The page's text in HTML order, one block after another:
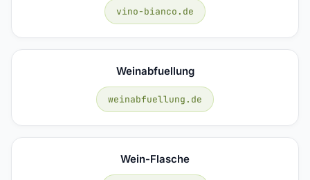
vino-bianco.de
Weinabfuellung
weinabfuellung.de
Wein-Flasche